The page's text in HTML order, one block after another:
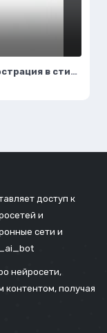
Огненная жрица высокой моды: иллюстрация в стиле фэнтези. Изображение из нейронной сети Flux.1
доступ к
и
сети и
нейросети,
контентом, получая